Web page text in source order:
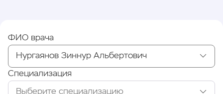
ФИО врача
Специализация